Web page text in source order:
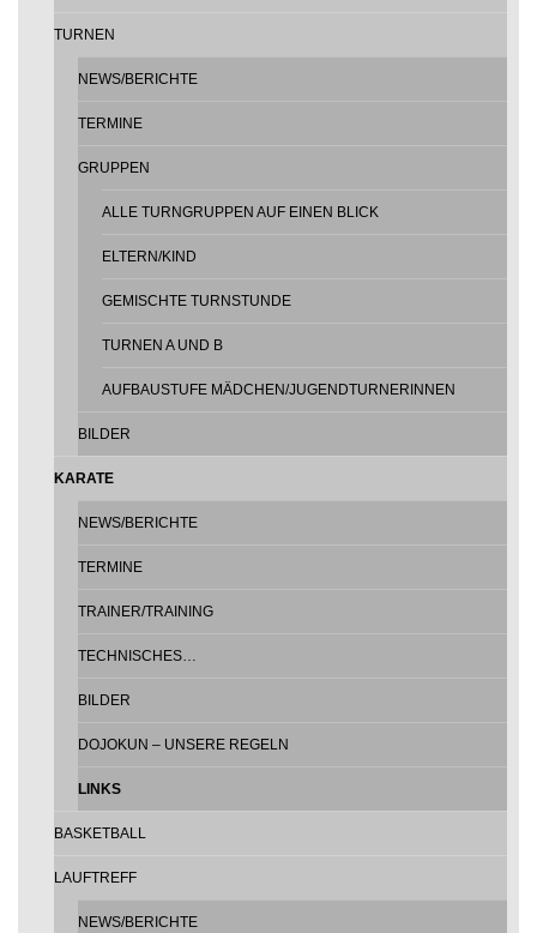
TURNEN
NEWS/BERICHTE
TERMINE
GRUPPEN
ALLE TURNGRUPPEN AUF EINEN BLICK
ELTERN/KIND
GEMISCHTE TURNSTUNDE
TURNEN A UND B
AUFBAUSTUFE MÄDCHEN/JUGENDTURNERINNEN
BILDER
KARATE
NEWS/BERICHTE
TERMINE
TRAINER/TRAINING
TECHNISCHES…
BILDER
DOJOKUN – UNSERE REGELN
LINKS
BASKETBALL
LAUFTREFF
NEWS/BERICHTE